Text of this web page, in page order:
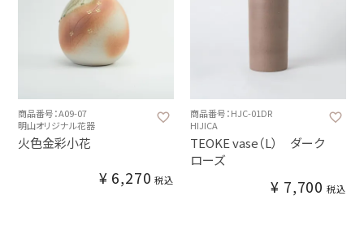
商品番号：A09-07
明山オリジナル花器
火色金彩小花
¥ 6,270 税込
商品番号：HJC-01DR
HIJICA
TEOKE vase（L） ダーク
ローズ
¥ 7,700 税込